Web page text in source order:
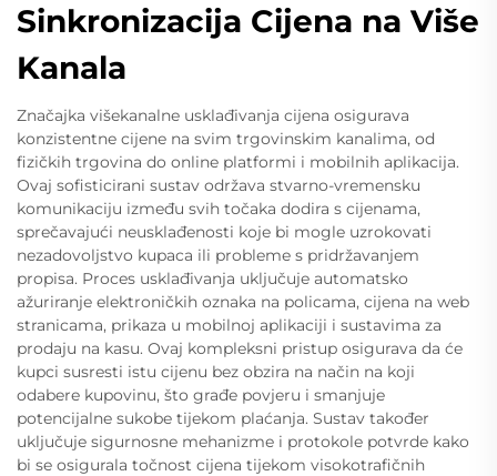
Sinkronizacija Cijena na Više
Kanala
Značajka višekanalne usklađivanja cijena osigurava
konzistentne cijene na svim trgovinskim kanalima, od
fizičkih trgovina do online platformi i mobilnih aplikacija.
Ovaj sofisticirani sustav održava stvarno-vremensku
komunikaciju između svih točaka dodira s cijenama,
sprečavajući neusklađenosti koje bi mogle uzrokovati
nezadovoljstvo kupaca ili probleme s pridržavanjem
propisa. Proces usklađivanja uključuje automatsko
ažuriranje elektroničkih oznaka na policama, cijena na web
stranicama, prikaza u mobilnoj aplikaciji i sustavima za
prodaju na kasu. Ovaj kompleksni pristup osigurava da će
kupci susresti istu cijenu bez obzira na način na koji
odabere kupovinu, što građe povjeru i smanjuje
potencijalne sukobe tijekom plaćanja. Sustav također
uključuje sigurnosne mehanizme i protokole potvrde kako
bi se osigurala točnost cijena tijekom visokotrafičnih